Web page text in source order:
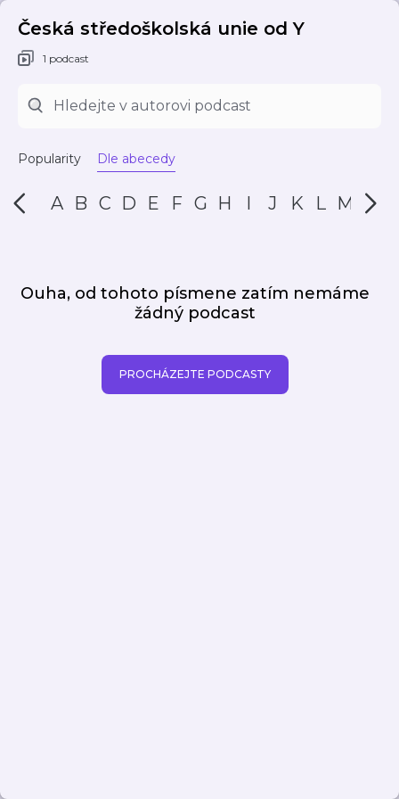
Česká středoškolská unie od Y
1 podcast
Popularity Dle abecedy
A B C D E F G H I J K L M N
Ouha, od tohoto písmene zatím nemáme
žádný podcast
PROCHÁZEJTE PODCASTY